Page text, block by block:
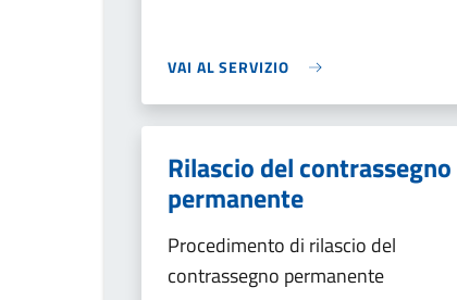
VAI AL SERVIZIO
Rilascio del contrassegno
permanente
Procedimento di rilascio del
contrassegno permanente